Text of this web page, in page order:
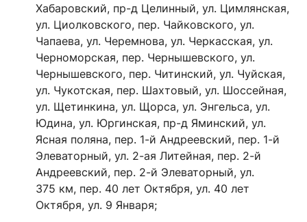
Хабаровский, пр-д Целинный, ул. Цимлянская,
ул. Циолковского, пер. Чайковского, ул.
Чапаева, ул. Черемнова, ул. Черкасская, ул.
Черноморская, пер. Чернышевского, ул.
Чернышевского, пер. Читинский, ул. Чуйская,
ул. Чукотская, пер. Шахтовый, ул. Шоссейная,
ул. Щетинкина, ул. Щорса, ул. Энгельса, ул.
Юдина, ул. Юргинская, пр-д Яминский, ул.
Ясная поляна, пер. 1-й Андреевский, пер. 1-й
Элеваторный, ул. 2-ая Литейная, пер. 2-й
Андреевский, пер. 2-й Элеваторный, ул.
375 км, пер. 40 лет Октября, ул. 40 лет
Октября, ул. 9 Января;